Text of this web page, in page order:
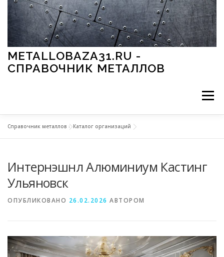
Перейти к содержимому
METALLOBAZA31.RU -
СПРАВОЧНИК МЕТАЛЛОВ
Меню
МЕТАЛЛЫ И ОКРУЖАЮЩАЯ СРЕДА
СВОЙСТВА МЕТАЛЛОВ СОРТА МЕТАЛЛОВ
Справочник металлов »Каталог организаций
Интернэшнл Алюминиум Кастинг
Ульяновск
ОПУБЛИКОВАНО 26.02.2026 АВТОРОМ